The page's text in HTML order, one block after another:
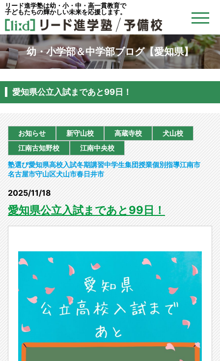
リード進学塾は幼・小・中・高一貫教育で
子どもたちの輝かしい未来を応援します。
幼・小学部＆中学部ブログ【愛知県】
愛知県公立入試まであと99日！
お知らせ 新守山校 高蔵寺校
犬山校
江南古知野校
江南中央校
塾選び愛知県高校入試冬期講習中学生集団授業個別指導江南市
名古屋市守山区犬山市春日井市
2025/11/18
愛知県公立入試まであと99日！